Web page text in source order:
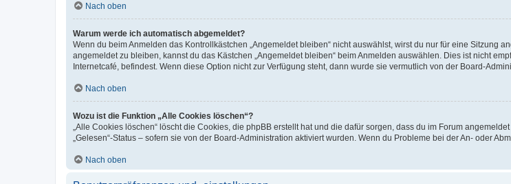
Nach oben
Warum werde ich automatisch abgemeldet?
Wenn du beim Anmelden das Kontrollkästchen „Angemeldet bleiben“ nicht auswählst, wirst du nur für eine Sitzung
angemeldet zu bleiben, kannst du das Kästchen „Angemeldet bleiben“ beim Anmelden auswählen. Dies ist nicht
Internetcafé, befindest. Wenn diese Option nicht zur Verfügung steht, dann wurde sie vermutlich von der Board-
Nach oben
Wozu ist die Funktion „Alle Cookies löschen“?
„Alle Cookies löschen“ löscht die Cookies, die phpBB erstellt hat und die dafür sorgen, dass du im Forum
„Gelesen“-Status – sofern sie von der Board-Administration aktiviert wurden. Wenn du Probleme bei der An- oder
Nach oben